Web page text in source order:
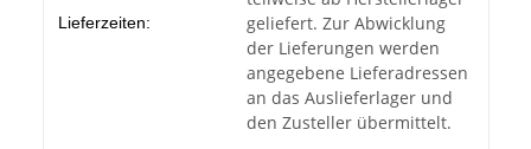
Lieferzeiten:
geliefert. Zur Abwicklung
der Lieferungen werden
angegebene Lieferadressen
an das Auslieferlager und
den Zusteller übermittelt.